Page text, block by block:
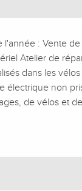
l'année : Vente
Atelier de
dans les
électrique non
de vélos et